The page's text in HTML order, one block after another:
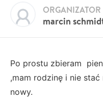
marcin
Po prostu zbieram
,mam rodzinę i nie
nowy.